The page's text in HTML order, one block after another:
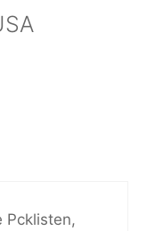
Pcklisten,